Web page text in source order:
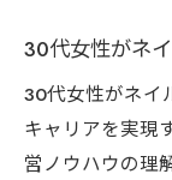
30代女性がネ
30代女性がネイ
キャリアを実現
営ノウハウの理